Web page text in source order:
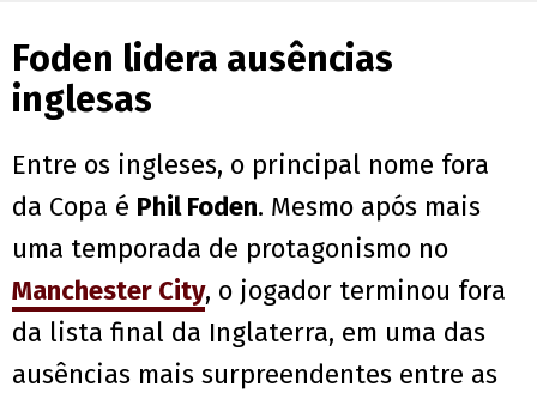
Foden lidera ausências
inglesas
Entre os ingleses, o principal nome fora
da Copa é Phil Foden. Mesmo após mais
uma temporada de protagonismo no
Manchester City, o jogador terminou fora
da lista final da Inglaterra, em uma das
ausências mais surpreendentes entre as